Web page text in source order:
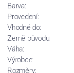
Barva:
Provedení:
Vhodné do:
Země původu:
Váha:
Výrobce:
Rozměry: